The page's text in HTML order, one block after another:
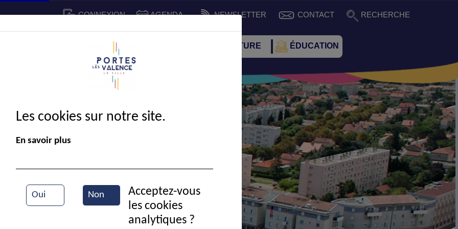
CONNEXION AGENDA NEWSLETTER CONTACT RECHERCHE
CADRE DE VIE SPORT ET CULTURE ÉDUCATION
La mairie de Portes-lès-Valence
Suivant
Les cookies sur notre site.
En savoir plus
Oui Non
Acceptez-vous
les cookies
analytiques ?